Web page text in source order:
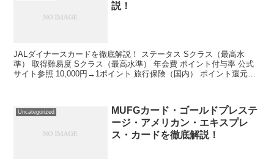
説！
JALダイナースカードを徹底解説！ ステータス Sクラス（最高水
準） 取得難易度 Sクラス（最高水準） 年会費 ポイント付与率 公式
サイト参照 10,000円→1ポイント 旅行保険（国内） ポイント還元率
Uncategorized
MUFGカード・ゴールドプレステ
ージ・アメリカン・エキスプレ
ス・カードを徹底解説！